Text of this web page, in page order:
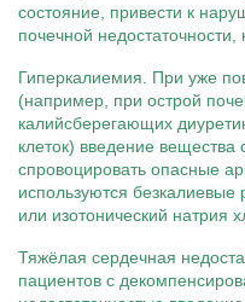
состояние, привести к
почечной недостаточности,
Гиперкалиемия. При уже
(например, при острой
калийсберегающих
клеток) введение
спровоцировать опасные
используются
или изотонический натрия
Тяжёлая сердечная
пациентов с